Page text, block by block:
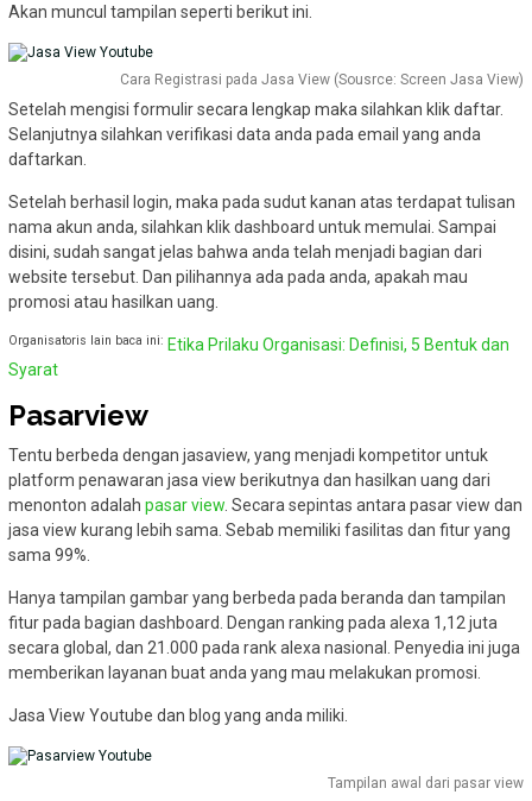
Akan muncul tampilan seperti berikut ini.
Cara Registrasi pada Jasa View (Sousrce: Screen Jasa View)
Setelah mengisi formulir secara lengkap maka silahkan klik daftar.
Selanjutnya silahkan verifikasi data anda pada email yang anda
daftarkan.
Setelah berhasil login, maka pada sudut kanan atas terdapat tulisan
nama akun anda, silahkan klik dashboard untuk memulai. Sampai
disini, sudah sangat jelas bahwa anda telah menjadi bagian dari
website tersebut. Dan pilihannya ada pada anda, apakah mau
promosi atau hasilkan uang.
Organisatoris lain baca ini: Etika Prilaku Organisasi: Definisi, 5 Bentuk dan
Syarat
Pasarview
Tentu berbeda dengan jasaview, yang menjadi kompetitor untuk
platform penawaran jasa view berikutnya dan hasilkan uang dari
menonton adalah pasar view . Secara sepintas antara pasar view dan
jasa view kurang lebih sama. Sebab memiliki fasilitas dan fitur yang
sama 99%.
Hanya tampilan gambar yang berbeda pada beranda dan tampilan
fitur pada bagian dashboard. Dengan ranking pada alexa 1,12 juta
secara global, dan 21.000 pada rank alexa nasional. Penyedia ini juga
memberikan layanan buat anda yang mau melakukan promosi.
Jasa View Youtube dan blog yang anda miliki.
Tampilan awal dari pasar view